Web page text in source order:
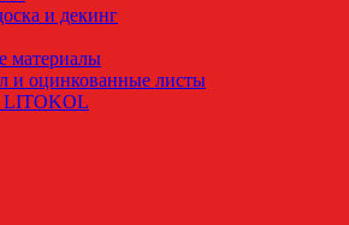
и декинг
материалы
и оцинкованные листы
LITOKOL